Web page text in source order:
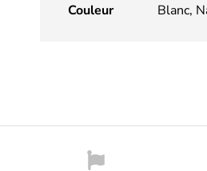
Couleur
Blanc,